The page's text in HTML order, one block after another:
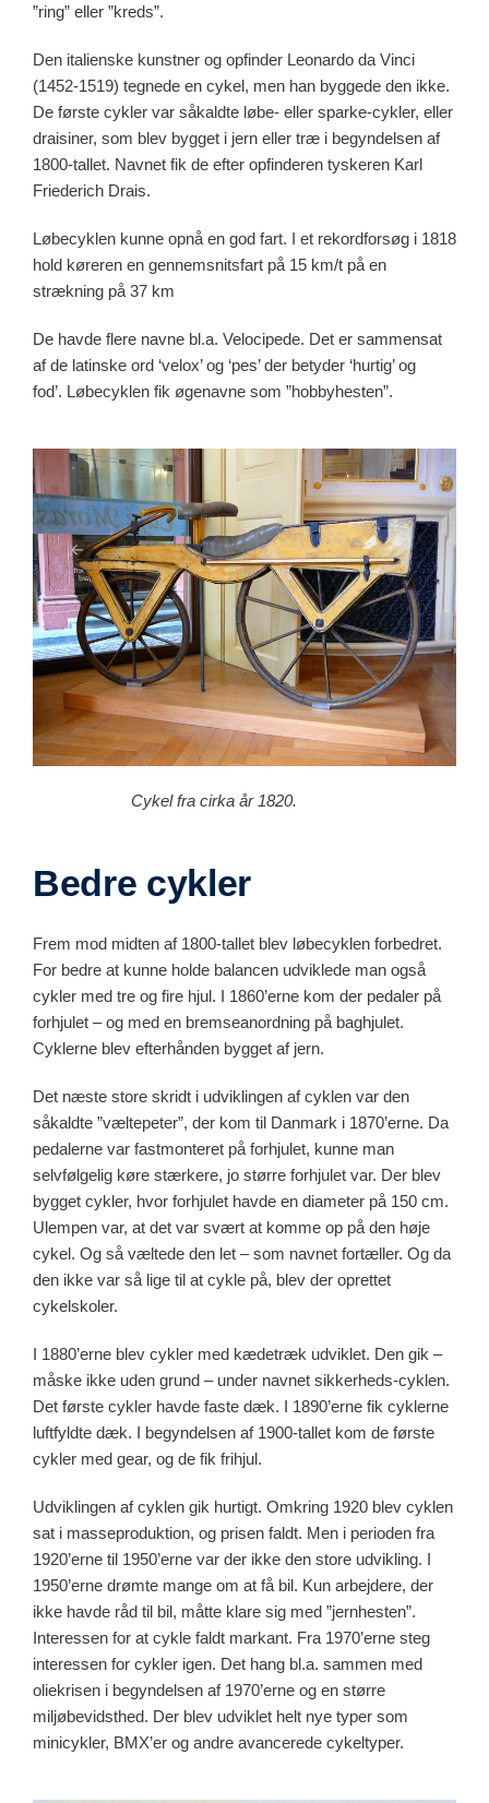
”ring” eller ”kreds”.
Den italienske kunstner og opfinder Leonardo da Vinci
(1452-1519) tegnede en cykel, men han byggede den ikke.
De første cykler var såkaldte løbe- eller sparke-cykler, eller
draisiner, som blev bygget i jern eller træ i begyndelsen af
1800-tallet. Navnet fik de efter opfinderen tyskeren Karl
Friederich Drais.
Løbecyklen kunne opnå en god fart. I et rekordforsøg i 1818
hold køreren en gennemsnitsfart på 15 km/t på en
strækning på 37 km
De havde flere navne bl.a. Velocipede. Det er sammensat
af de latinske ord ‘velox’ og ‘pes’ der betyder ‘hurtig’ og
fod’. Løbecyklen fik øgenavne som ”hobbyhesten”.
Cykel fra cirka år 1820.
Bedre cykler
Frem mod midten af 1800-tallet blev løbecyklen forbedret.
For bedre at kunne holde balancen udviklede man også
cykler med tre og fire hjul. I 1860’erne kom der pedaler på
forhjulet – og med en bremseanordning på baghjulet.
Cyklerne blev efterhånden bygget af jern.
Det næste store skridt i udviklingen af cyklen var den
såkaldte ”væltepeter”, der kom til Danmark i 1870’erne. Da
pedalerne var fastmonteret på forhjulet, kunne man
selvfølgelig køre stærkere, jo større forhjulet var. Der blev
bygget cykler, hvor forhjulet havde en diameter på 150 cm.
Ulempen var, at det var svært at komme op på den høje
cykel. Og så væltede den let – som navnet fortæller. Og da
den ikke var så lige til at cykle på, blev der oprettet
cykelskoler.
I 1880’erne blev cykler med kædetræk udviklet. Den gik –
måske ikke uden grund – under navnet sikkerheds-cyklen.
Det første cykler havde faste dæk. I 1890’erne fik cyklerne
luftfyldte dæk. I begyndelsen af 1900-tallet kom de første
cykler med gear, og de fik frihjul.
Udviklingen af cyklen gik hurtigt. Omkring 1920 blev cyklen
sat i masseproduktion, og prisen faldt. Men i perioden fra
1920’erne til 1950’erne var der ikke den store udvikling. I
1950’erne drømte mange om at få bil. Kun arbejdere, der
ikke havde råd til bil, måtte klare sig med ”jernhesten”.
Interessen for at cykle faldt markant. Fra 1970’erne steg
interessen for cykler igen. Det hang bl.a. sammen med
oliekrisen i begyndelsen af 1970’erne og en større
miljøbevidsthed. Der blev udviklet helt nye typer som
minicykler, BMX’er og andre avancerede cykeltyper.